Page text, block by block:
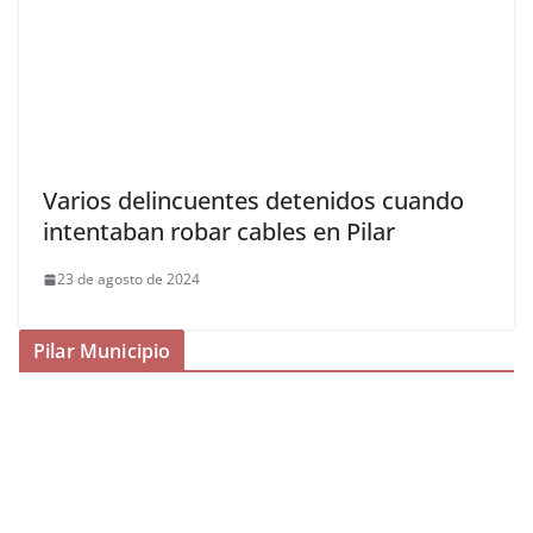
Varios delincuentes detenidos cuando
intentaban robar cables en Pilar
23 de agosto de 2024
Pilar Municipio